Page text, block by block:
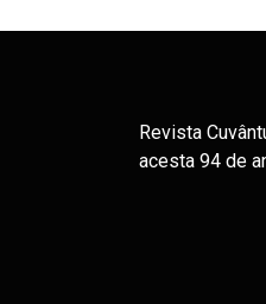
Revista
acesta 94 de